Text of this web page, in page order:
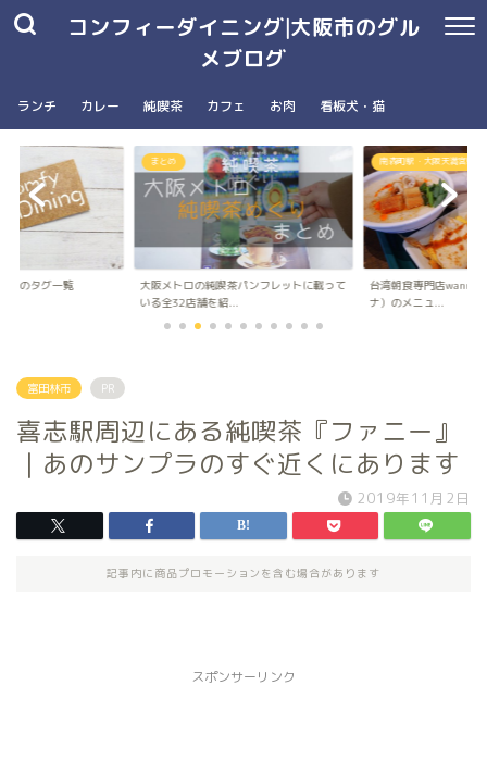
コンフィーダイニング|大阪市のグル
メブログ
ランチ カレー 純喫茶 カフェ お肉 看板犬・猫
グのタグ一覧
まとめ
大阪メトロの純喫茶パンフレットに載って
いる全32店舗を紹...
南森町駅・大阪天満宮駅
台湾朝食専門店wanna
ナ）のメニュ...
富田林市 PR
喜志駅周辺にある純喫茶『ファニー』
｜あのサンプラのすぐ近くにあります
2019年11月2日
記事内に商品プロモーションを含む場合があります
スポンサーリンク